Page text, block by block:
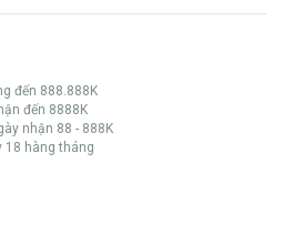
đến 888.888K
đến 8888K
nhận 88 - 888K
18 hàng tháng